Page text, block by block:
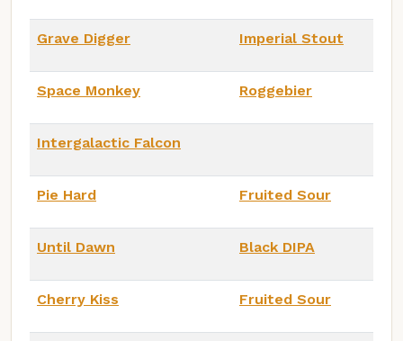
Grave Digger Imperial Stout
Space Monkey Roggebier
Intergalactic Falcon
Pie Hard Fruited Sour
Until Dawn Black DIPA
Cherry Kiss Fruited Sour